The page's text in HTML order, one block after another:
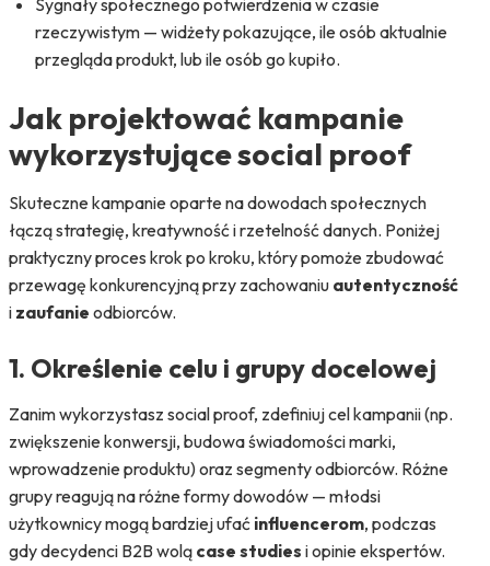
Sygnały społecznego potwierdzenia w czasie
rzeczywistym — widżety pokazujące, ile osób aktualnie
przegląda produkt, lub ile osób go kupiło.
Jak projektować kampanie
wykorzystujące social proof
Skuteczne kampanie oparte na dowodach społecznych
łączą strategię, kreatywność i rzetelność danych. Poniżej
praktyczny proces krok po kroku, który pomoże zbudować
przewagę konkurencyjną przy zachowaniu autentyczność
i zaufanie odbiorców.
1. Określenie celu i grupy docelowej
Zanim wykorzystasz social proof, zdefiniuj cel kampanii (np.
zwiększenie konwersji, budowa świadomości marki,
wprowadzenie produktu) oraz segmenty odbiorców. Różne
grupy reagują na różne formy dowodów — młodsi
użytkownicy mogą bardziej ufać influencerom, podczas
gdy decydenci B2B wolą case studies i opinie ekspertów.